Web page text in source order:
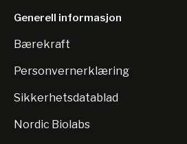
Generell informasjon
Bærekraft
Personvernerklæring
Sikkerhetsdatablad
Nordic Biolabs